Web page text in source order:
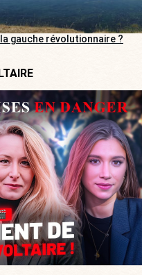
gauche révolutionnaire ?